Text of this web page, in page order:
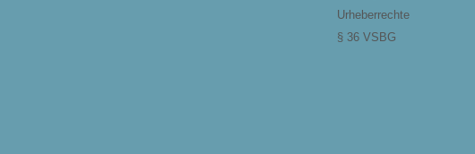
Urheberrechte
§ 36 VSBG